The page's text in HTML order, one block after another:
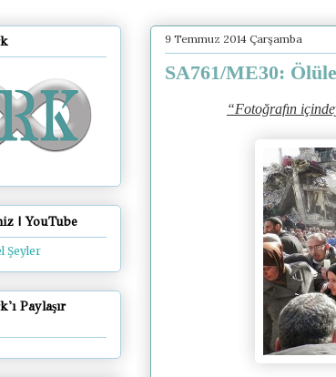
9 Temmuz 2014 Çarşamba
SA761/ME30:
“Fotoğrafın
| YouTube
Şeyler
Paylaşır